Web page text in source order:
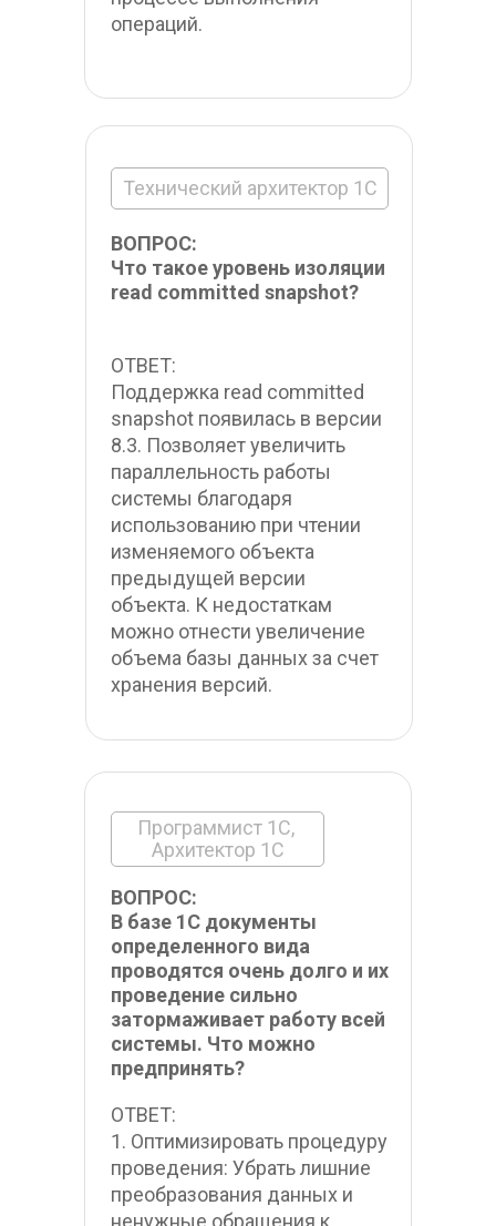
Технический архитектор 1С
операций.
ВОПРОС:
Что такое уровень изоляции
read committed snapshot?
ОТВЕТ:
Поддержка read committed
snapshot появилась в версии
8.3. Позволяет увеличить
параллельность работы
системы благодаря
использованию при чтении
изменяемого объекта
предыдущей версии
объекта. К недостаткам
можно отнести увеличение
объема базы данных за счет
хранения версий.
Программист 1С,
Архитектор 1С
ВОПРОС:
В базе 1С документы
определенного вида
проводятся очень долго и их
проведение сильно
затормаживает работу всей
системы. Что можно
предпринять?
ОТВЕТ:
1. Оптимизировать процедуру
проведения: Убрать лишние
преобразования данных и
ненужные обращения к